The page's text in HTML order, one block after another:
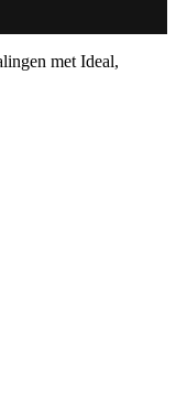
met Ideal,